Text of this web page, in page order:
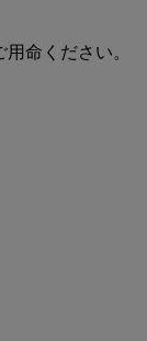
命ください。